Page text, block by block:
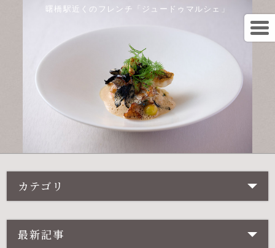
曙橋駅近くのフレンチ「ジュードゥマルシェ」
カテゴリ
最新記事